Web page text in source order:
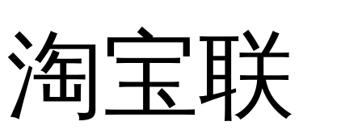
淘宝联